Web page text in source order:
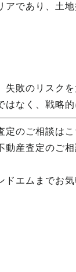
アであり、土
失敗のリスク
はなく、戦略
定のご相談はこ
動産査定のご相
エムまでお気